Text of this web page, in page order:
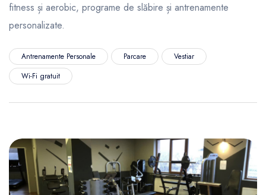
fitness și aerobic, programe de slăbire și antrenamente
personalizate.
Antrenamente Personale Parcare
Vestiar
Wi-Fi gratuit